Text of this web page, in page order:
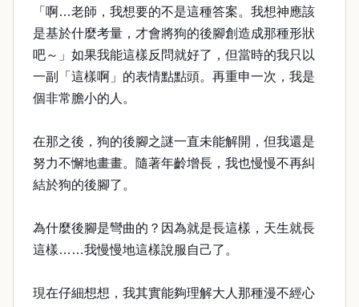
「啊…老師，我想要的不是這種答案。我想神應該
是基於什麼考量，才會將狗的後腳創造成那種形狀
吧～」如果我能這樣反問就好了，但當時的我只以
一副「這樣啊」的表情點點頭。再重申一次，我是
個非常膽小的人。
在那之後，狗的後腳之謎一直未能解開，但我還是
努力不懈地畫畫。隨著年齡增長，我也慢慢不再糾
結於狗的後腳了。
為什麼後腳是彎曲的？因為就是長這樣，天生就長
這樣……我慢慢地這樣說服自己了。
現在仔細想想，我其實能夠理解大人那種漫不經心